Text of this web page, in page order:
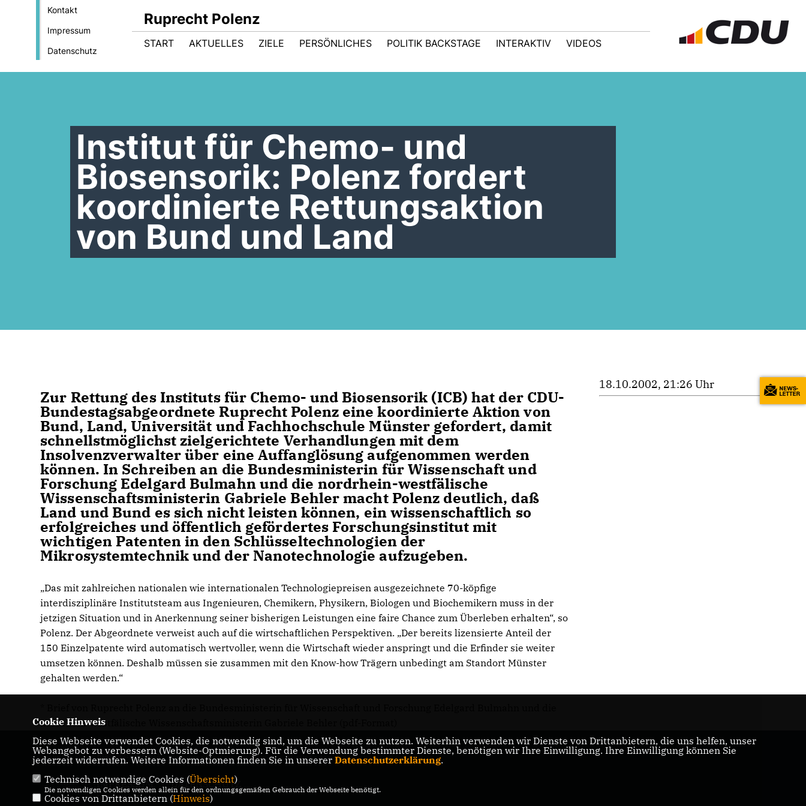
Kontakt
Impressum
Datenschutz
Ruprecht Polenz
START AKTUELLES ZIELE PERSÖNLICHES POLITIK BACKSTAGE INTERAKTIV VIDEOS
Institut für Chemo- und
Biosensorik: Polenz fordert
koordinierte Rettungsaktion
von Bund und Land
Zur Rettung des Instituts für Chemo- und Biosensorik (ICB) hat der CDU-
Bundestagsabgeordnete Ruprecht Polenz eine koordinierte Aktion von
Bund, Land, Universität und Fachhochschule Münster gefordert, damit
schnellstmöglichst zielgerichtete Verhandlungen mit dem
Insolvenzverwalter über eine Auffanglösung aufgenommen werden
können. In Schreiben an die Bundesministerin für Wissenschaft und
Forschung Edelgard Bulmahn und die nordrhein-westfälische
Wissenschaftsministerin Gabriele Behler macht Polenz deutlich, daß
Land und Bund es sich nicht leisten können, ein wissenschaftlich so
erfolgreiches und öffentlich gefördertes Forschungsinstitut mit
wichtigen Patenten in den Schlüsseltechnologien der
Mikrosystemtechnik und der Nanotechnologie aufzugeben.
Das mit zahlreichen nationalen wie internationalen Technologiepreisen ausgezeichnete 70-köpfige
interdisziplinäre Institutsteam aus Ingenieuren, Chemikern, Physikern, Biologen und Biochemikern muss in der
jetzigen Situation und in Anerkennung seiner bisherigen Leistungen eine faire Chance zum Überleben erhalten“, so
Polenz. Der Abgeordnete verweist auch auf die wirtschaftlichen Perspektiven. „Der bereits lizensierte Anteil der
150 Einzelpatente wird automatisch wertvoller, wenn die Wirtschaft wieder anspringt und die Erfinder sie weiter
umsetzen können. Deshalb müssen sie zusammen mit den Know-how Trägern unbedingt am Standort Münster
gehalten werden.“
nordrhein-westfälische Wissenschaftsministerin Gabriele Behler (pdf-Format)
18.10.2002, 21:26 Uhr
Ruprecht Polenz
IMPRESSUM
DATENSCHUTZ
KONTAKT
Cookie Hinweis
Diese Webseite verwendet Cookies, die notwendig sind, um die Webseite zu nutzen. Weiterhin verwenden wir Dienste von Drittanbietern, die uns helfen, unser
Webangebot zu verbessern (Website-Optmierung). Für die Verwendung bestimmter Dienste, benötigen wir Ihre Einwilligung. Ihre Einwilligung können Sie
jederzeit widerrufen. Weitere Informationen finden Sie in unserer Datenschutzerklärung.
Technisch notwendige Cookies (Übersicht)
Die notwendigen Cookies werden allein für den ordnungsgemäßen Gebrauch der Webseite benötigt.
Cookies von Drittanbietern (Hinweis)